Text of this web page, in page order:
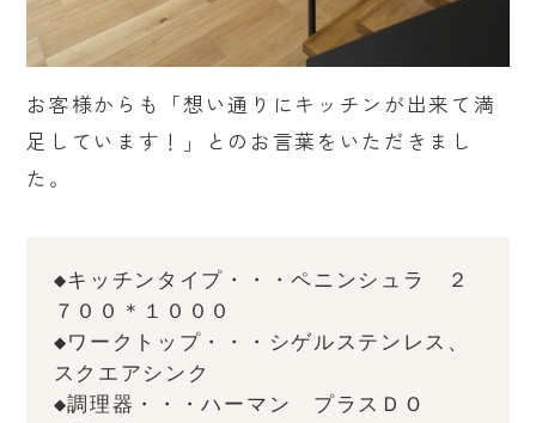
お客様からも「想い通りにキッチンが出来て満
足しています！」とのお言葉をいただきまし
た。
◆キッチンタイプ・・・ペニンシュラ　２
７００＊１０００
◆ワークトップ・・・シゲルステンレス、
スクエアシンク
◆調理器・・・ハーマン　プラスＤＯ